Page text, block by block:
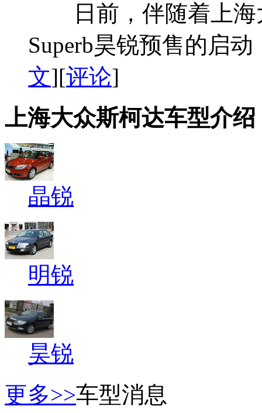
日前，伴随着上海
Superb昊锐预售的启
文][评论]
上海大众斯柯达车型介绍
晶锐
明锐
昊锐
更多>>车型消息